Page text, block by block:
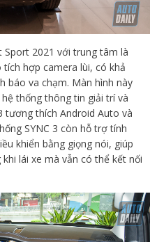
Sport 2021 với trung tâm là
hợp camera lùi, có khả
báo va chạm. Màn hình này
thống thông tin giải trí và
tương thích Android Auto và
SYNC 3 còn hỗ trợ tính
khiển bằng giọng nói, giúp
lái xe mà vẫn có thể kết nối